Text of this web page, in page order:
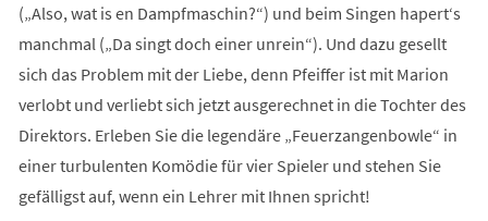
(„Also, wat is en Dampfmaschin?“) und beim Singen hapert‘s
manchmal („Da singt doch einer unrein“). Und dazu gesellt
sich das Problem mit der Liebe, denn Pfeiffer ist mit Marion
verlobt und verliebt sich jetzt ausgerechnet in die Tochter des
Direktors. Erleben Sie die legendäre „Feuerzangenbowle“ in
einer turbulenten Komödie für vier Spieler und stehen Sie
gefälligst auf, wenn ein Lehrer mit Ihnen spricht!